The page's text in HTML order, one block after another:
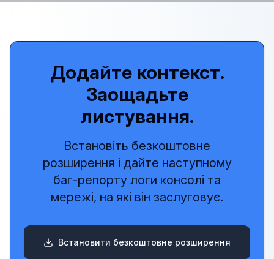
Додайте контекст.
Заощадьте
листування.
Встановіть безкоштовне
розширення і дайте наступному
баг-репорту логи консолі та
мережі, на які він заслуговує.
Встановити безкоштовне розширення